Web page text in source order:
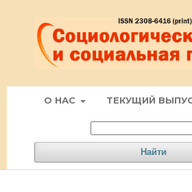
О НАС ТЕКУЩИЙ
Найти